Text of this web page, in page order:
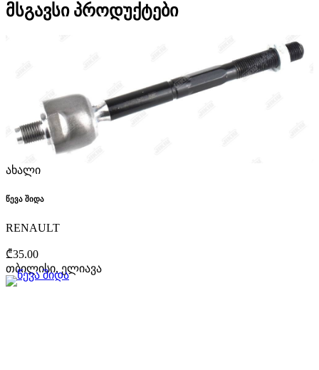
მსგავსი პროდუქტები
ახალი
წევა შიდა
RENAULT
₾35.00
თბილისი, ელიავა